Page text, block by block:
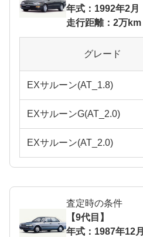
年式：1992年2月
走行距離：2万km
グレード
EXサルーン(AT_1.8)
EXサルーンG(AT_2.0)
EXサルーン(AT_2.0)
査定時の条件
【9代目】
年式：1987年12月